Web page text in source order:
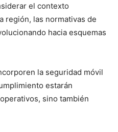
el contexto
región, las normativas de
hacia esquemas
la seguridad móvil
estarán
sino también